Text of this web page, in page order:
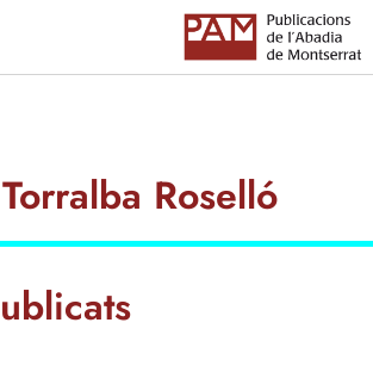
CATALÀ
Roselló